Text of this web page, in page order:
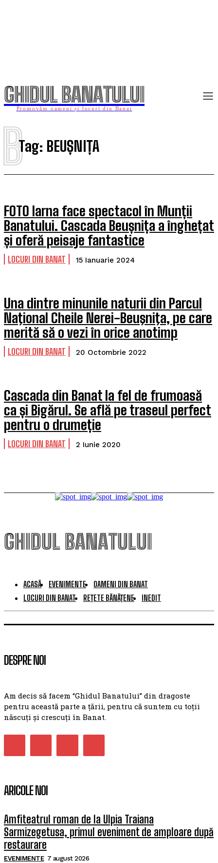
GHIDUL BANATULUI
Promovăm oameni și locuri din Banat
Tag: BEUȘNIȚA
B
FOTO Iarna face spectacol în Munții
Banatului. Cascada Beușnița a înghețat
și oferă peisaje fantastice
LOCURI DIN BANAT 15 Ianuarie 2024
Una dintre minunile naturii din Parcul
Naţional Cheile Nerei-Beuşniţa, pe care
merită să o vezi în orice anotimp
LOCURI DIN BANAT 20 Octombrie 2022
Cascada din Banat la fel de frumoasă
ca și Bigărul. Se află pe traseul perfect
pentru o drumeție
LOCURI DIN BANAT 2 Iunie 2020
GHIDUL BANATULUI
ACASĂ EVENIMENTE
OAMENI DIN BANAT
LOCURI DIN BANAT
REȚETE BĂNĂȚENE INEDIT
DESPRE NOI
Am decis să facem “Ghidul Banatului” din dragoste
pentru această parte a țării, pentru că suntem cu toții
născuți și crescuți în Banat.
ARICOLE NOI
Amfiteatrul roman de la Ulpia Traiana
Sarmizegetusa, primul eveniment de amploare după
restaurare
EVENIMENTE 7 august 2026